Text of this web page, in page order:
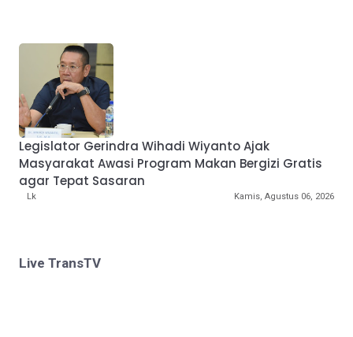
Legislator Gerindra Wihadi Wiyanto Ajak
Masyarakat Awasi Program Makan Bergizi Gratis
agar Tepat Sasaran
Lk Kamis, Agustus 06, 2026
Live TransTV